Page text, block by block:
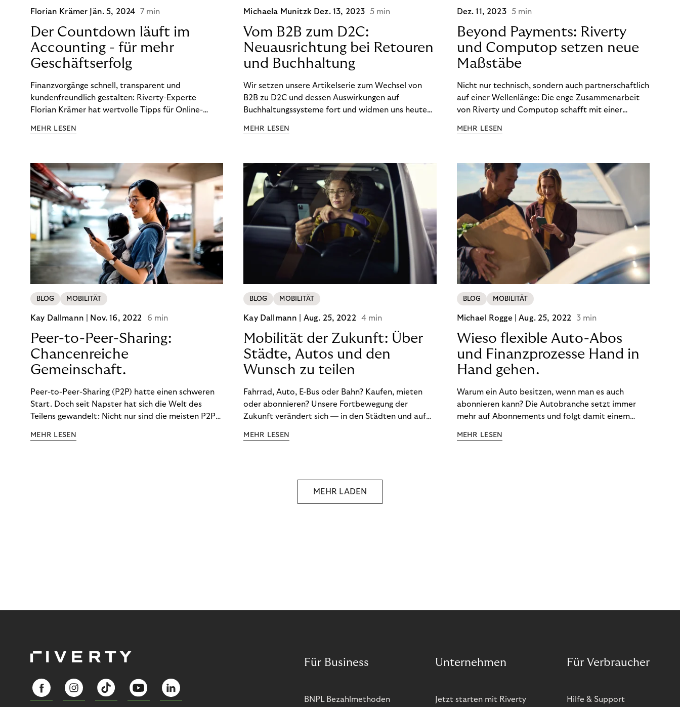
Florian Krämer Jän. 5, 2024 7 min
Der Countdown läuft im
Accounting - für mehr
Geschäftserfolg
Finanzvorgänge schnell, transparent und
kundenfreundlich gestalten: Riverty-Experte
Florian Krämer hat wertvolle Tipps für Online-
möchten.
MEHR LESEN
Michaela Munitzk Dez. 13, 2023 5 min
Vom B2B zum D2C:
Neuausrichtung bei Retouren
und Buchhaltung
Wir setzen unsere Artikelserie zum Wechsel von
B2B zu D2C und dessen Auswirkungen auf
Buchhaltungssysteme fort und widmen uns heute
im D2C-Bereich.
MEHR LESEN
Dez. 11, 2023 5 min
Beyond Payments: Riverty
und Computop setzen neue
Maßstäbe
Nicht nur technisch, sondern auch partnerschaftlich
auf einer Wellenlänge: Die enge Zusammenarbeit
von Riverty und Computop schafft mit einer
Zahlungsabwicklung echte Mehrwerte für Händler.
MEHR LESEN
BLOG MOBILITÄT
Kay Dallmann | Nov. 16, 2022 6 min
Peer-to-Peer-Sharing:
Chancenreiche
Gemeinschaft.
Peer-to-Peer-Sharing (P2P) hatte einen schweren
Start. Doch seit Napster hat sich die Welt des
Teilens gewandelt: Nicht nur sind die meisten P2P-
wird, hat sich geändert. Das bietet Unternehmen
MEHR LESEN
BLOG MOBILITÄT
Kay Dallmann | Aug. 25, 2022 4 min
Mobilität der Zukunft: Über
Städte, Autos und den
Wunsch zu teilen
Fahrrad, Auto, E-Bus oder Bahn? Kaufen, mieten
oder abonnieren? Unsere Fortbewegung der
Zukunft verändert sich — in den Städten und auf
Mobilitätsexperte Don Dahlmann in unserem
MEHR LESEN
BLOG MOBILITÄT
Michael Rogge |Aug. 25, 2022 3 min
Wieso flexible Auto-Abos
und Finanzprozesse Hand in
Hand gehen.
Warum ein Auto besitzen, wenn man es auch
abonnieren kann? Die Autobranche setzt immer
mehr auf Abonnements und folgt damit einem
MEHR LESEN
MEHR LADEN
Für Business
BNPL Bezahlmethoden
Unternehmen
Jetzt starten mit Riverty
Für Verbraucher
Hilfe & Support